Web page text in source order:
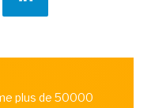
plus de 50000